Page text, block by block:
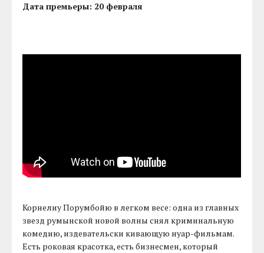
Дата премьеры: 20 февраля
Корнелиу Порумбойю в легком весе: одна из главных
звезд румынской новой волны снял криминальную
комедию, издевательски кивающую нуар-фильмам.
Есть роковая красотка, есть бизнесмен, который